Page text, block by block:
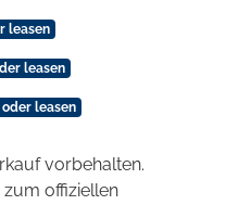
leasen
leasen
leasen
vorbehalten.
offiziellen